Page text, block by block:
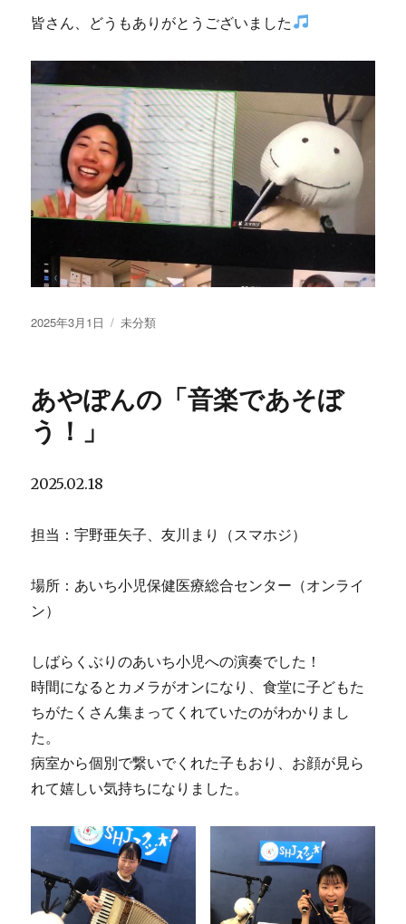
皆さん、どうもありがとうございました
投
2025年3月1日
カ
ー
未分類
あやぽんの「音楽であそぼ
う！」
2025.02.18
担当：宇野亜矢子、友川まり（スマホジ）
場所：あいち小児保健医療総合センター（オンライ
ン）
しばらくぶりのあいち小児への演奏でした！
時間になるとカメラがオンになり、食堂に子どもた
ちがたくさん集まってくれていたのがわかりまし
た。
病室から個別で繋いでくれた子もおり、お顔が見ら
れて嬉しい気持ちになりました。